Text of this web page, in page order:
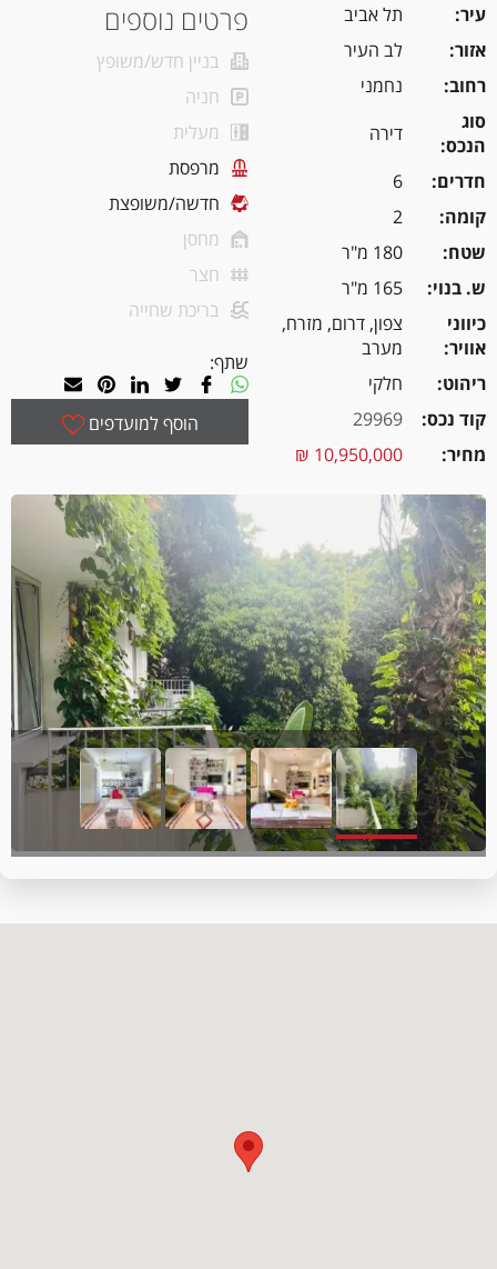
עיר
תל אביב
אזור
לב העיר
רחוב
נחמני
סוג
הנכס
דירה
חדרים
6
קומה
2
שטח
180 מ"ר
ש. בנוי
165 מ"ר
כיווני
אוויר
צפון, דרום, מזרח,
מערב
ריהוט
חלקי
קוד נכס
29969
מחיר
10,950,000 ₪
פרטים נוספים
בניין חדש/משופץ
חניה
מעלית
מרפסת
חדשה/משופצת
מחסן
חצר
בריכת שחייה
שתף:
הוסף למועדפים